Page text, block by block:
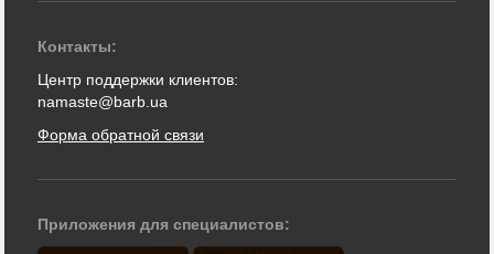
Контакты:
Центр поддержки клиентов:
namaste@barb.ua
Форма обратной связи
Приложения для специалистов: